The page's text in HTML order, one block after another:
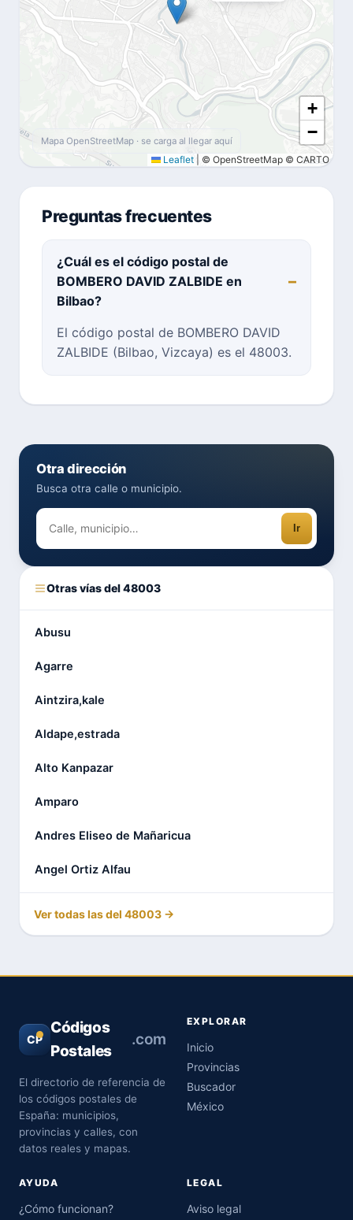
+
−
Leaflet © OpenStreetMap © CARTO
Mapa OpenStreetMap · se carga al llegar aquí
Preguntas frecuentes
¿Cuál es el código postal de
BOMBERO DAVID ZALBIDE en
Bilbao?
El código postal de BOMBERO DAVID
ZALBIDE (Bilbao, Vizcaya) es el 48003.
Otra dirección
Busca otra calle o municipio.
Ir
Otras vías del 48003
Abusu
Agarre
Aintzira,kale
Aldape,estrada
Alto Kanpazar
Amparo
Andres Eliseo de Mañaricua
Angel Ortiz Alfau
Ver todas las del 48003 →
CP
Códigos
Postales
.com
El directorio de referencia de
los códigos postales de
España: municipios,
provincias y calles, con
datos reales y mapas.
EXPLORAR
Inicio
Provincias
Buscador
México
AYUDA
¿Cómo funcionan?
LEGAL
Aviso legal